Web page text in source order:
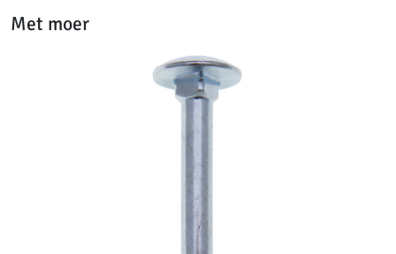
Met moer